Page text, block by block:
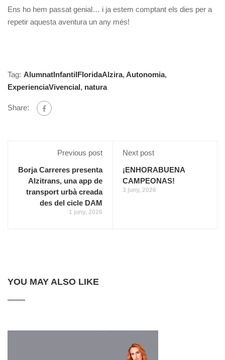
Ens ho hem passat genial… i ja estem comptant els dies per a
repetir aquesta aventura un any més!
Tag: AlumnatInfantilFloridaAlzira,Autonomia,
ExperienciaVivencial, natura
Share:
Previous post
Borja Carreres presenta
Alzitrans, una app de
transport urbà creada
des del cicle DAM
1 juny, 2026
Next post
¡ENHORABUENA
CAMPEONAS!
3 juny, 2026
YOU MAY ALSO LIKE